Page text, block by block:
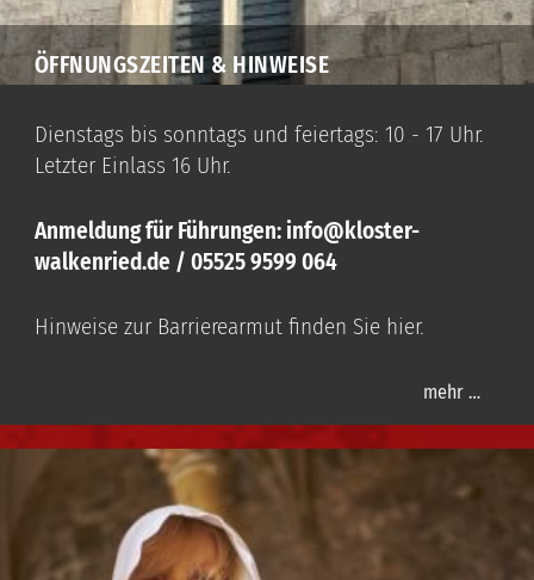
ÖFFNUNGSZEITEN & HINWEISE
Dienstags bis sonntags und feiertags: 10 - 17 Uhr.
Letzter Einlass 16 Uhr.
Anmeldung für Führungen: info@kloster-
walkenried.de / 05525 9599 064
Hinweise zur Barrierearmut finden Sie hier.
mehr …